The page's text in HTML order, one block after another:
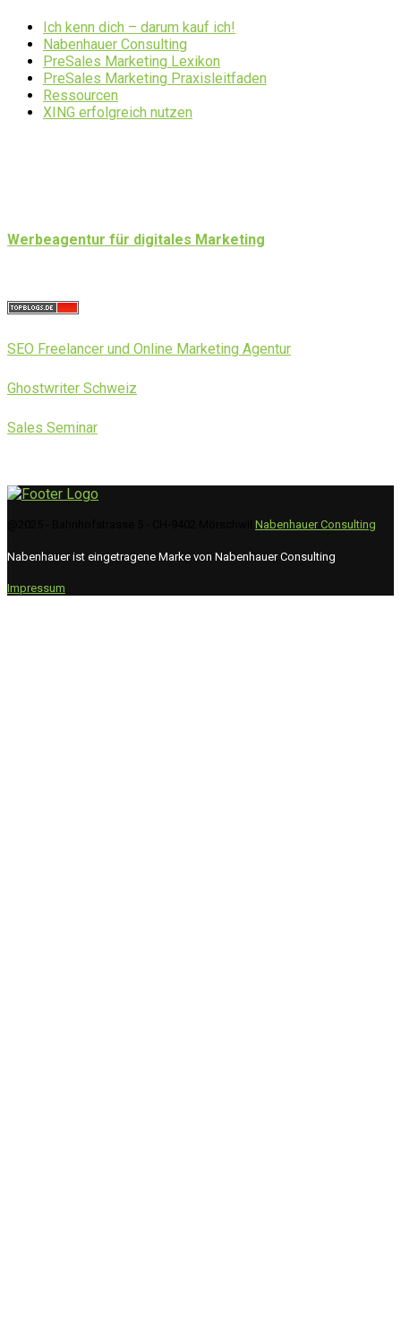
Ich kenn dich – darum kauf ich!
Nabenhauer Consulting
PreSales Marketing Lexikon
PreSales Marketing Praxisleitfaden
Ressourcen
XING erfolgreich nutzen
Werbeagentur für digitales Marketing
SEO Freelancer und Online Marketing Agentur
Ghostwriter Schweiz
Sales Seminar
Nabenhauer Consulting
Nabenhauer ist eingetragene Marke von Nabenhauer Consulting
Impressum